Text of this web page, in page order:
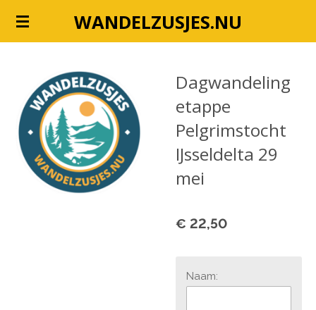
Ga
hoofdinhoud
WANDELZUSJES.NU
Dagwandeling
etappe
Pelgrimstocht
IJsseldelta 29
mei
€ 22,50
Naam: